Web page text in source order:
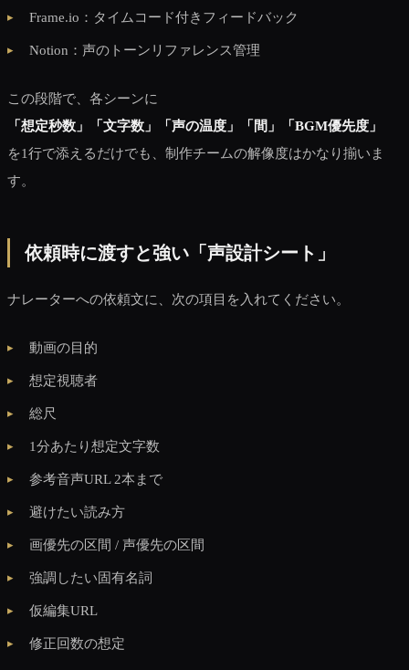
Frame.io：タイムコード付きフィードバック
Notion：声のトーンリファレンス管理
この段階で、各シーンに
「想定秒数」「文字数」「声の温度」「間」「BGM優先度」
を1行で添えるだけでも、制作チームの解像度はかなり揃いま
す。
依頼時に渡すと強い「声設計シート」
ナレーターへの依頼文に、次の項目を入れてください。
動画の目的
想定視聴者
総尺
1分あたり想定文字数
参考音声URL 2本まで
避けたい読み方
画優先の区間 / 声優先の区間
強調したい固有名詞
仮編集URL
修正回数の想定